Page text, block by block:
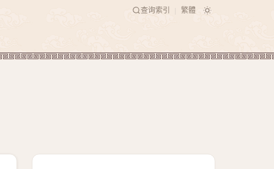
查询索引 繁體